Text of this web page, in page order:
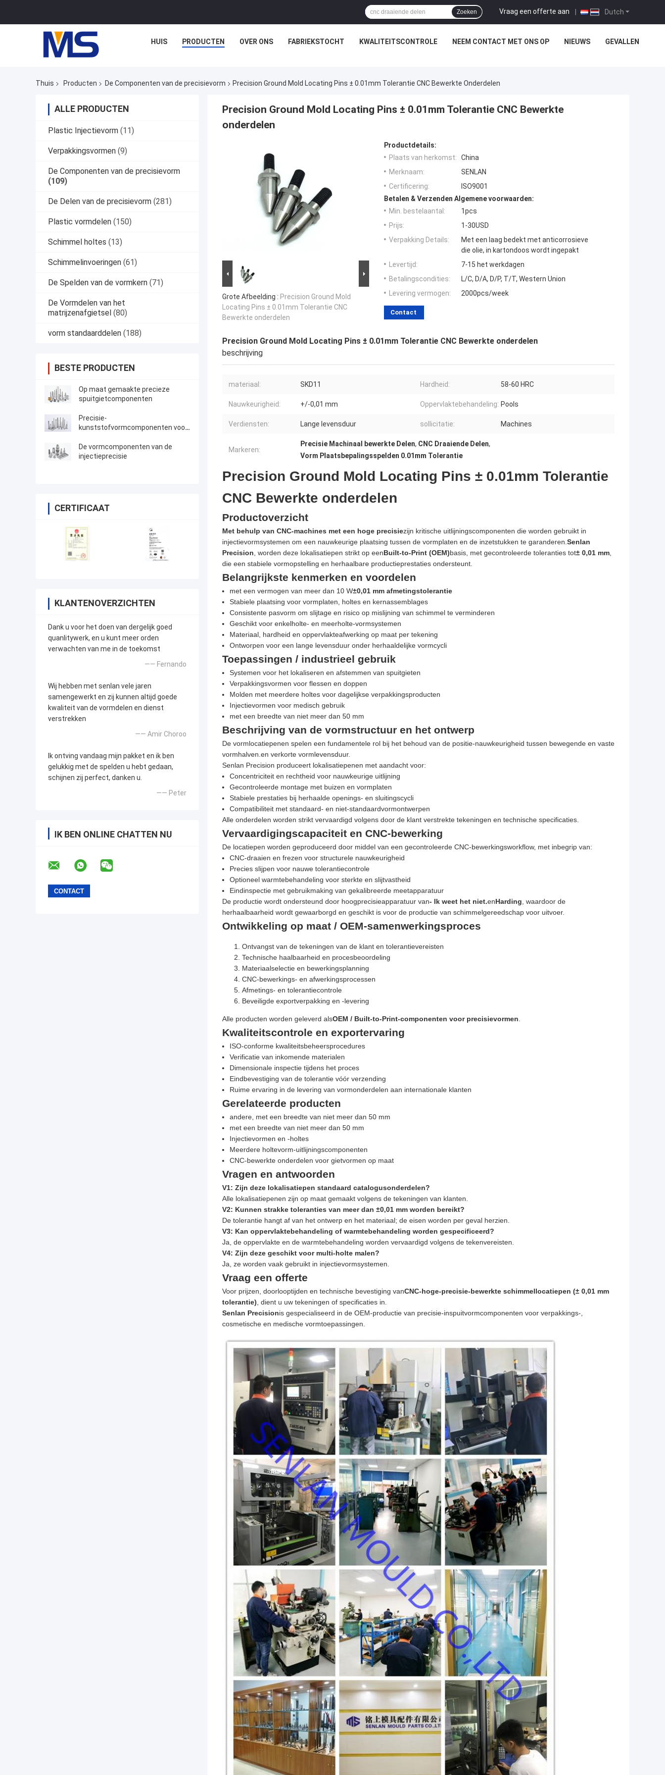
Dutch
Vraag een offerte aan |
Zoeken
HUIS PRODUCTEN OVER ONS FABRIEKSTOCHT KWALITEITSCONTROLE NEEM CONTACT MET ONS OP NIEUWS GEVALLEN
Thuis Producten De Componenten van de precisievorm Precision Ground Mold Locating Pins ± 0.01mm Tolerantie CNC Bewerkte Onderdelen
ALLE PRODUCTEN
Plastic Injectievorm (11)
Verpakkingsvormen (9)
De Componenten van de precisievorm
(109)
De Delen van de precisievorm (281)
Plastic vormdelen (150)
Schimmel holtes (13)
Schimmelinvoeringen (61)
De Spelden van de vormkern (71)
De Vormdelen van het
matrijzenafgietsel (80)
vorm standaarddelen (188)
BESTE PRODUCTEN
Op maat gemaakte precieze
spuitgietcomponenten
Precisie-
kunststofvormcomponenten voor
De vormcomponenten van de
injectieprecisie
CERTIFICAAT
KLANTENOVERZICHTEN
Dank u voor het doen van dergelijk goed
quanlitywerk, en u kunt meer orden
verwachten van me in de toekomst
—— Fernando
Wij hebben met senlan vele jaren
samengewerkt en zij kunnen altijd goede
kwaliteit van de vormdelen en dienst
verstrekken
—— Amir Choroo
Ik ontving vandaag mijn pakket en ik ben
gelukkig met de spelden u hebt gedaan,
schijnen zij perfect, danken u.
—— Peter
IK BEN ONLINE CHATTEN NU
Precision Ground Mold Locating Pins ± 0.01mm Tolerantie CNC Bewerkte
onderdelen
Grote Afbeelding : Precision Ground Mold
Locating Pins ± 0.01mm Tolerantie CNC
Bewerkte onderdelen
Productdetails:
Plaats van herkomst:
China
Merknaam:
SENLAN
Certificering:
ISO9001
Betalen & Verzenden Algemene voorwaarden:
Min. bestelaantal:
1pcs
Prijs:
1-30USD
Verpakking Details:
Met een laag bedekt met anticorrosieve
die olie, in kartondoos wordt ingepakt
Levertijd:
7-15 het werkdagen
Betalingscondities:
L/C, D/A, D/P, T/T, Western Union
Levering vermogen:
2000pcs/week
Contact
Precision Ground Mold Locating Pins ± 0.01mm Tolerantie CNC Bewerkte onderdelen
beschrijving
materiaal: SKD11 Hardheid: 58-60 HRC
Nauwkeurigheid: +/-0,01 mm Oppervlaktebehandeling: Pools
Verdiensten: Lange levensduur sollicitatie: Machines
Markeren:
Precisie Machinaal bewerkte Delen, CNC Draaiende Delen,
Vorm Plaatsbepalingsspelden 0.01mm Tolerantie
Precision Ground Mold Locating Pins ± 0.01mm Tolerantie
CNC Bewerkte onderdelen
Productoverzicht
Met behulp van CNC-machines met een hoge precisiezijn kritische uitlijningscomponenten die worden gebruikt in
injectievormsystemen om een nauwkeurige plaatsing tussen de vormplaten en de inzetstukken te garanderen.Senlan
Precision, worden deze lokalisatiepen strikt op eenBuilt-to-Print (OEM)basis, met gecontroleerde toleranties tot± 0,01 mm,
die een stabiele vormopstelling en herhaalbare productieprestaties ondersteunt.
Belangrijkste kenmerken en voordelen
met een vermogen van meer dan 10 W±0,01 mm afmetingstolerantie
Stabiele plaatsing voor vormplaten, holtes en kernassemblages
Consistente pasvorm om slijtage en risico op mislijning van schimmel te verminderen
Geschikt voor enkelholte- en meerholte-vormsystemen
Materiaal, hardheid en oppervlakteafwerking op maat per tekening
Ontworpen voor een lange levensduur onder herhaaldelijke vormcycli
Toepassingen / industrieel gebruik
Systemen voor het lokaliseren en afstemmen van spuitgieten
Verpakkingsvormen voor flessen en doppen
Molden met meerdere holtes voor dagelijkse verpakkingsproducten
Injectievormen voor medisch gebruik
met een breedte van niet meer dan 50 mm
Beschrijving van de vormstructuur en het ontwerp
De vormlocatiepenen spelen een fundamentele rol bij het behoud van de positie-nauwkeurigheid tussen bewegende en vaste
vormhalven.en verkorte vormlevensduur.
Senlan Precision produceert lokalisatiepenen met aandacht voor:
Concentriciteit en rechtheid voor nauwkeurige uitlijning
Gecontroleerde montage met buizen en vormplaten
Stabiele prestaties bij herhaalde openings- en sluitingscycli
Compatibiliteit met standaard- en niet-standaardvormontwerpen
Alle onderdelen worden strikt vervaardigd volgens door de klant verstrekte tekeningen en technische specificaties.
Vervaardigingscapaciteit en CNC-bewerking
De locatiepen worden geproduceerd door middel van een gecontroleerde CNC-bewerkingsworkflow, met inbegrip van:
CNC-draaien en frezen voor structurele nauwkeurigheid
Precies slijpen voor nauwe tolerantiecontrole
Optioneel warmtebehandeling voor sterkte en slijtvastheid
Eindinspectie met gebruikmaking van gekalibreerde meetapparatuur
De productie wordt ondersteund door hoogprecisieapparatuur van- Ik weet het niet.enHarding, waardoor de
herhaalbaarheid wordt gewaarborgd en geschikt is voor de productie van schimmelgereedschap voor uitvoer.
Ontwikkeling op maat / OEM-samenwerkingsproces
Ontvangst van de tekeningen van de klant en tolerantievereisten
Technische haalbaarheid en procesbeoordeling
Materiaalselectie en bewerkingsplanning
CNC-bewerkings- en afwerkingsprocessen
Afmetings- en tolerantiecontrole
Beveiligde exportverpakking en -levering
Alle producten worden geleverd alsOEM / Built-to-Print-componenten voor precisievormen.
Kwaliteitscontrole en exportervaring
ISO-conforme kwaliteitsbeheersprocedures
Verificatie van inkomende materialen
Dimensionale inspectie tijdens het proces
Eindbevestiging van de tolerantie vóór verzending
Ruime ervaring in de levering van vormonderdelen aan internationale klanten
Gerelateerde producten
andere, met een breedte van niet meer dan 50 mm
met een breedte van niet meer dan 50 mm
Injectievormen en -holtes
Meerdere holtevorm-uitlijningscomponenten
CNC-bewerkte onderdelen voor gietvormen op maat
Vragen en antwoorden
V1: Zijn deze lokalisatiepen standaard catalogusonderdelen?
Alle lokalisatiepenen zijn op maat gemaakt volgens de tekeningen van klanten.
V2: Kunnen strakke toleranties van meer dan ±0,01 mm worden bereikt?
De tolerantie hangt af van het ontwerp en het materiaal; de eisen worden per geval herzien.
V3: Kan oppervlaktebehandeling of warmtebehandeling worden gespecificeerd?
Ja, de oppervlakte en de warmtebehandeling worden vervaardigd volgens de tekenvereisten.
V4: Zijn deze geschikt voor multi-holte malen?
Ja, ze worden vaak gebruikt in injectievormsystemen.
Vraag een offerte
Voor prijzen, doorlooptijden en technische bevestiging vanCNC-hoge-precisie-bewerkte schimmellocatiepen (± 0,01 mm
tolerantie), dient u uw tekeningen of specificaties in.
Senlan Precisionis gespecialiseerd in de OEM-productie van precisie-inspuitvormcomponenten voor verpakkings-,
cosmetische en medische vormtoepassingen.